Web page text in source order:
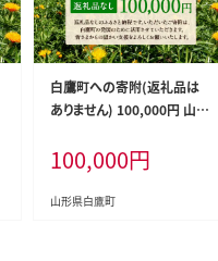
白鷹町への寄附(返礼品は
ありません) 100,000円 山形
100,000円
山形県白鷹町